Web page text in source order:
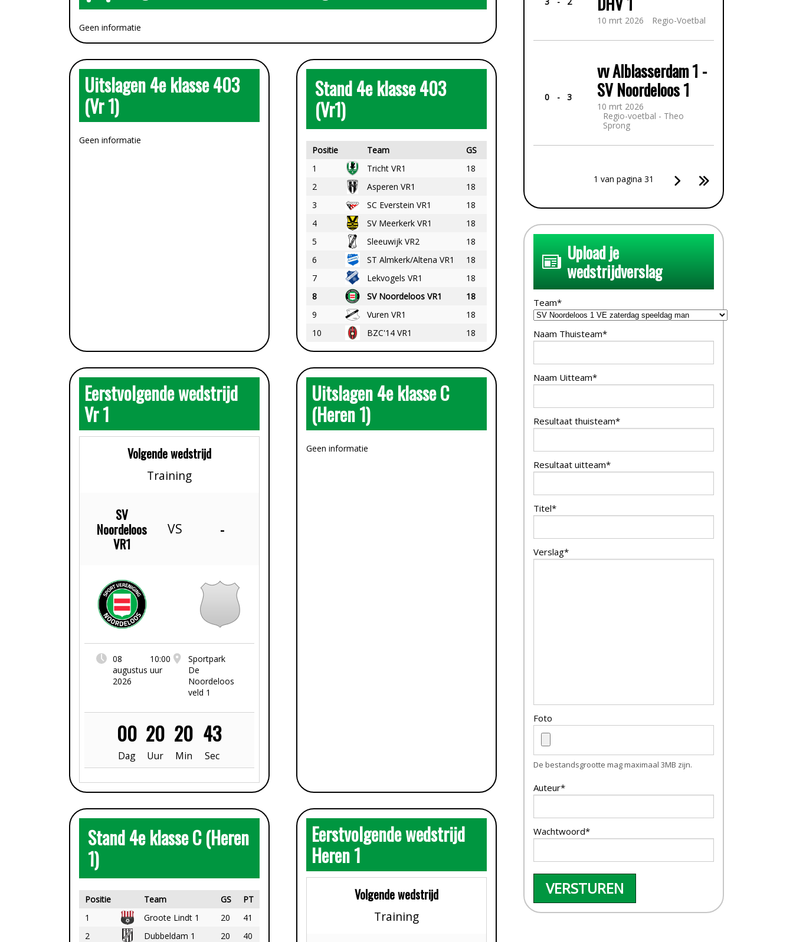
Geen informatie
Uitslagen 4e klasse 403
(Vr 1)
Geen informatie
Stand 4e klasse 403
(Vr1)
Positie Team GS
1
Tricht VR1 18
2
Asperen VR1 18
3
SC Everstein VR1 18
4
SV Meerkerk VR1 18
5
Sleeuwijk VR2 18
6
ST Almkerk/Altena VR1 18
7
Lekvogels VR1 18
8
SV Noordeloos VR1 18
9
Vuren VR1 18
10
BZC'14 VR1 18 11
Eerstvolgende wedstrijd
Vr 1
Volgende wedstrijd
Training
SV
Noordeloos
VR1
VS -
08
augustus
2026
10:00
uur
Sportpark
De
Noordeloos
veld 1
00
Dag
20
Uur
20
Min
41
Sec
Uitslagen 4e klasse C
(Heren 1)
Geen informatie
Stand 4e klasse C (Heren
1)
Positie Team GS
PT
1
Groote Lindt 1 20
41
2
Dubbeldam 1 20 40
Eerstvolgende wedstrijd
Heren 1
Volgende wedstrijd
Training
10 mrt 2026 Regio-Voetbal
0 - 3
vv Alblasserdam 1 -
SV Noordeloos 1
10 mrt 2026
Regio-voetbal - Theo
Sprong
1 van pagina 31
Upload je
wedstrijdverslag
Team*
Naam Thuisteam*
Naam Uitteam*
Resultaat thuisteam*
Resultaat uitteam*
Titel*
Verslag*
Foto
De bestandsgrootte mag maximaal 3MB zijn.
Auteur*
Wachtwoord*
VERSTUREN